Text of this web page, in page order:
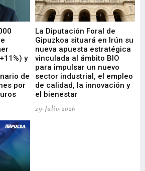
y
de
por
La Diputación Foral de
Gipuzkoa situará en Irún su
nueva apuesta estratégica
vinculada al ámbito BIO
para impulsar un nuevo
sector industrial, el empleo
de calidad, la innovación y
el bienestar
29-Julio-2026